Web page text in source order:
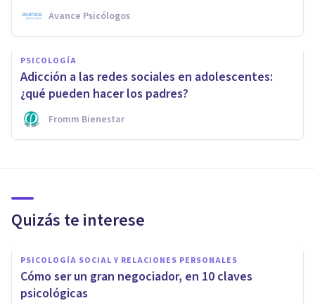
Avance Psicólogos
PSICOLOGÍA
Adicción a las redes sociales en adolescentes:
¿qué pueden hacer los padres?
Fromm Bienestar
Quizás te interese
PSICOLOGÍA SOCIAL Y RELACIONES PERSONALES
​Cómo ser un gran negociador, en 10 claves
psicológicas